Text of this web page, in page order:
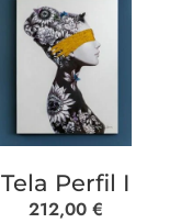
Tela Perfil I
212,00 €